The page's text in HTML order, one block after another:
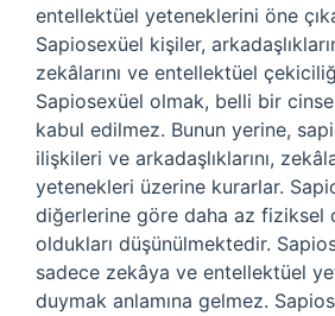
entellektüel yeteneklerini öne
Sapiosexüel kişiler,
zekâlarını ve entellektüel
Sapiosexüel olmak, belli bir
kabul edilmez. Bunun yerine,
ilişkileri ve arkadaşlıklarını,
yetenekleri üzerine kurarlar.
diğerlerine göre daha az fiziksel
oldukları düşünülmektedir.
sadece zekâya ve entellektüel
duymak anlamına gelmez.